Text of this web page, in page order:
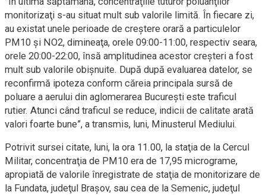
monitorizaţi s-au situat mult sub valorile limită. În fiecare zi,
au existat unele perioade de creştere orară a particulelor
PM10 şi NO2, dimineaţa, orele 09:00-11:00, respectiv seara,
orele 20:00-22:00, însă amplitudinea acestor creşteri a fost
mult sub valorile obişnuite. După după evaluarea datelor, se
reconfirmă ipoteza conform căreia principala sursă de
poluare a aerului din aglomerarea Bucureşti este traficul
rutier. Atunci când traficul se reduce, indicii de calitate arată
valori foarte bune”, a transmis, luni, Minusterul Mediului.
Potrivit sursei citate, luni, la ora 11.00, la staţia de la Cercul
Militar, concentraţia de PM10 era de 17,95 micrograme,
apropiată de valorile înregistrate de staţia de monitorizare de
la Fundata, judeţul Braşov, sau cea de la Semenic, judeţul